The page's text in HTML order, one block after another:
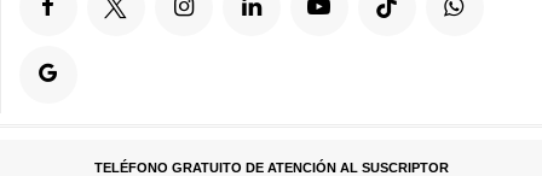
TELÉFONO GRATUITO DE ATENCIÓN AL SUSCRIPTOR